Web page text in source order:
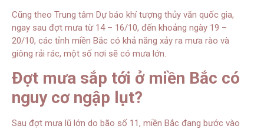
Cũng theo Trung tâm Dự báo khí tượng thủy văn quốc gia,
ngay sau đợt mưa từ 14 – 16/10, đến khoảng ngày 19 –
20/10, các tỉnh miền Bắc có khả năng xảy ra mưa rào và
giông rải rác, một số nơi sẽ có mưa lớn.
Đợt mưa sắp tới ở miền Bắc có
nguy cơ ngập lụt?
Sau đợt mưa lũ lớn do bão số 11, miền Bắc đang bước vào